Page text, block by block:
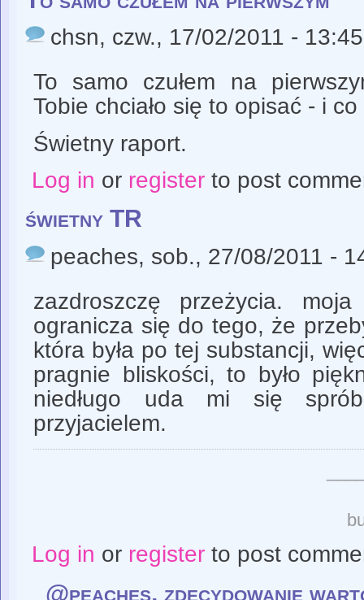
chsn, czw., 17/02/2011 - 13:45
To samo czułem na
Tobie chciało się to opisać - i
Świetny raport.
Log in or registerto post
świetny TR
peaches, sob., 27/08/2011 -
zazdroszczę przeżycia.
ogranicza się do tego, że
która była po tej substancji,
pragnie bliskości, to było
niedługo uda mi się
przyjacielem.
Log in or registerto post
@peaches, zdecydowanie